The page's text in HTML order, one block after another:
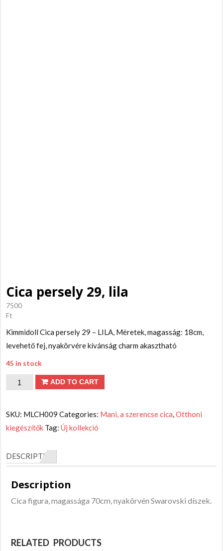
Cica persely 29, lila
7500
Ft
Kimmidoll Cica persely 29 – LILA, Méretek, magasság: 18cm,
levehető fej, nyakörvére kívánság charm akasztható
45 in stock
Cica
quantity
ADD TO CART
SKU: MLCH009 Categories: Mani, a szerencse cica,Otthoni
kiegészítők Tag:Új kollekció
DESCRIPTION
Description
Cica figura, magassága 70cm, nyakörvén Swarovski díszek.
RELATED PRODUCTS